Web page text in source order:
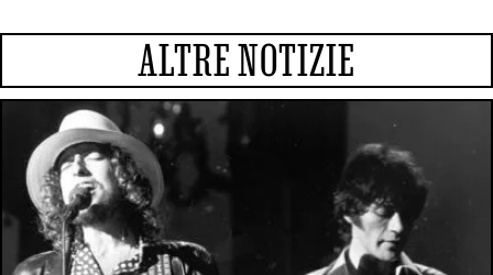
ALTRE NOTIZIE